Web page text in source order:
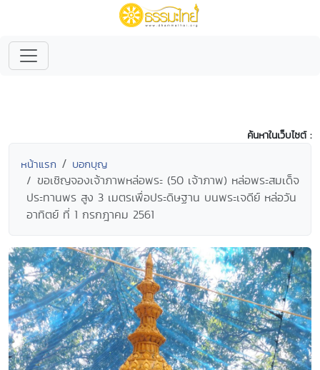
ค้นหาในเว็บไซต์ :
หน้าแรก บอกบุญ
ขอเชิญจองเจ้าภาพหล่อพระ (50 เจ้าภาพ) หล่อพระสมเด็จ
ประทานพร สูง 3 เมตรเพื่อประดิษฐาน บนพระเจดีย์ หล่อวัน
อาทิตย์ ที่ 1 กรกฎาคม 2561